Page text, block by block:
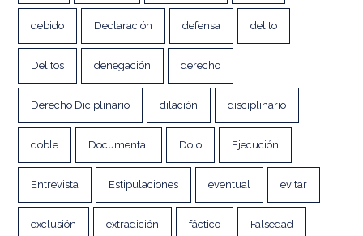
debido Declaración defensa delito
Delitos denegación derecho
Derecho Diciplinario dilación disciplinario
doble Documental Dolo Ejecución
Entrevista Estipulaciones eventual evitar
exclusión extradición fáctico Falsedad